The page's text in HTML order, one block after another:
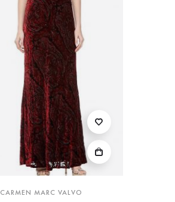
CARMEN MARC VALVO